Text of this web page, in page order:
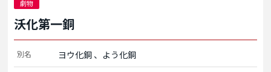
劇物
沃化第一銅
別名 ヨウ化銅 よう化銅